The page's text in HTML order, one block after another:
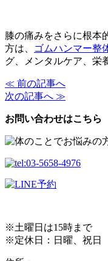
膝の痛みをさらに根本
方は、
ゴムハンマー整
グ、メンタルケア、栄
≪ 前の記事へ
次の記事へ ≫
お問い合わせはこちら
※土曜日は15時まで
※定休日：日曜、祝日